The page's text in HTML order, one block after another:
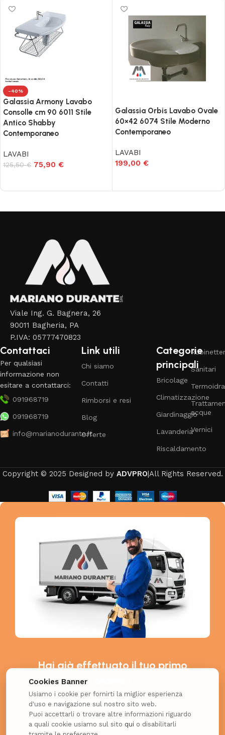
Cookies Banner
Usiamo i cookie per fornirti la miglior esperienza
d'uso e navigazione sul nostro sito web.
Puoi accettarli o trovare altre informazioni riguardo
a quali cookie usiamo sul sito qui o disabilitarli
-40%
Galassia Armony Lavabo
Consolle cm 90 6011 Stile
Antico Shabby
Contemporaneo
LAVABI
125,50€ 75,90 €
Galassia Orbis Lavabo Ovale
60×42 6074 Stile Moderno
Contemporaneo
LAVABI
199,00 €
Viale Ing. G. Bagnera, 26
90011 Bagheria, PA
P.IVA: 05777470823
Contattaci
Per qualsiasi
informazione non
esitare a contattarci:
091968719
091968719
info@marianodurante.it
Link utili
Chi siamo
Contatti
Rimborsi e resi
Blog
Offerte
Categorie
principali
Bricolage
Climatizzazione
Giardinaggio
Lavanderia
Riscaldamento
Sanitari
acque
Vernici
Copyright © 2025 Designed by ADVPRO|All Rights Reserved.
Hai già effettuato il tuo primo
Richiedi il coupon esclusivo per i nuovi clienti e
ottieni uno SCONTO EXTRA!